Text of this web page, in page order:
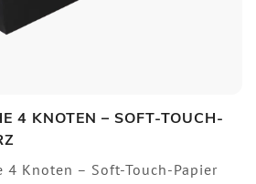
4 KNOTEN – SOFT-TOUCH-
4 Knoten – Soft-Touch-Papier